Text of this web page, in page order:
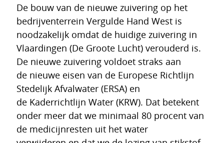
De bouw van de nieuwe zuivering op het
bedrijventerrein Vergulde Hand West is
noodzakelijk omdat de huidige zuivering in
Vlaardingen (De Groote Lucht) verouderd is.
De nieuwe zuivering voldoet straks aan
de nieuwe eisen van de Europese Richtlijn
Stedelijk Afvalwater (ERSA) en
de Kaderrichtlijn Water (KRW). Dat betekent
onder meer dat we minimaal 80 procent van
de medicijnresten uit het water